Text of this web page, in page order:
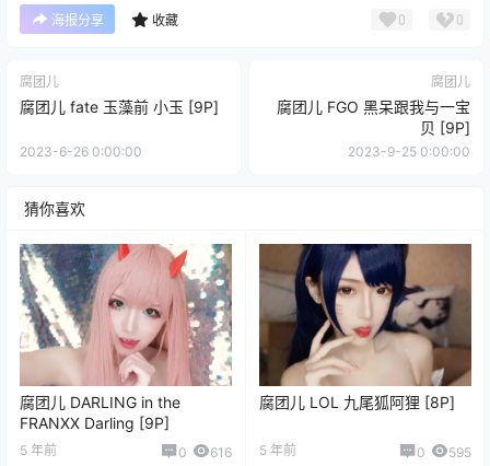
海报分享 收藏 0 0
腐团儿
腐团儿 fate 玉藻前 小玉 [9P]
2023-6-26 0:00:00
腐团儿
腐团儿 FGO 黑呆跟我与一宝
贝 [9P]
2023-9-25 0:00:00
猜你喜欢
腐团儿 DARLING in the
FRANXX Darling [9P]
5 年前 0 616
腐团儿 LOL 九尾狐阿狸 [8P]
5 年前 0 595